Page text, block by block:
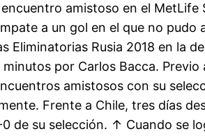
amistoso en el
a un gol en el que no pudo
Eliminatorias Rusia 2018 en la
por Carlos Bacca.
amistosos con su
Frente a Chile, tres días
de su selección. ↑ Cuando se